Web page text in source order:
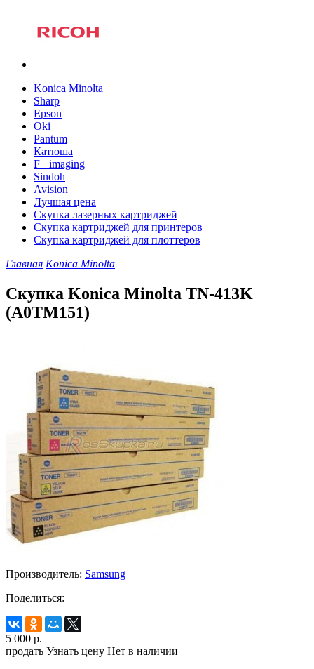
Konica Minolta
Sharp
Epson
Oki
Pantum
Катюша
F+ imaging
Sindoh
Avision
Лучшая цена
Скупка лазерных картриджей
Скупка картриджей для принтеров
Скупка картриджей для плоттеров
Главная Konica Minolta
Скупка Konica Minolta TN-413K
(A0TM151)
Производитель: Samsung
Поделиться:
5 000 р.
продать Узнать цену Нет в наличии